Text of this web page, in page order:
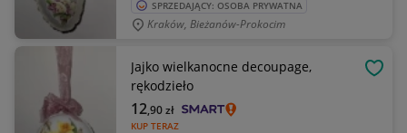
SPRZEDAJĄCY: OSOBA PRYWATNA
Kraków, Bieżanów-Prokocim
Jajko wielkanocne decoupage,
rękodzieło
KUP TERAZ
12,90zł